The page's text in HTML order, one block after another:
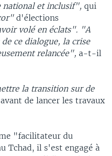
national et inclusif", qui
d'élections
volé en éclats". "A
ce dialogue, la crise
relancée", a-t-il
la transition sur de
de lancer les travaux
"facilitateur du
Tchad, il s'est engagé à